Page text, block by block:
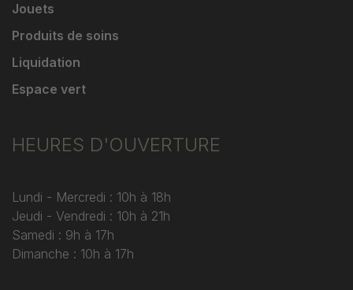
Jouets
Produits de soins
Liquidation
Espace vert
HEURES D'OUVERTURE
Lundi - Mercredi : 10h à 18h
Jeudi - Vendredi : 10h à 21h
Samedi : 9h à 17h
Dimanche : 10h à 17h